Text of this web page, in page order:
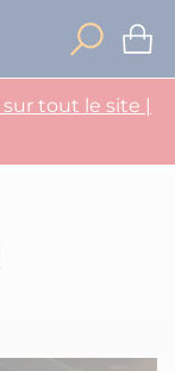
tout le site |